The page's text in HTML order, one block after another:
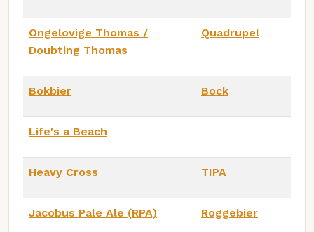
Ongelovige Thomas /
Doubting Thomas
Quadrupel
Bokbier Bock
Life's a Beach
Heavy Cross TIPA
Jacobus Pale Ale (RPA) Roggebier